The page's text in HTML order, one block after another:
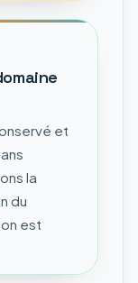
et
la
du
est